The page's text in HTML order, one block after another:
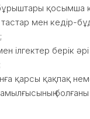
қосымша
тастар мен кедір-
ілгектер берік
қарсы қақпақ